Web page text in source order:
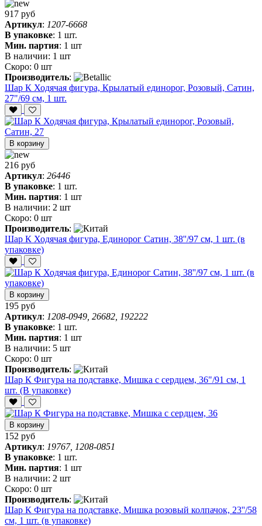
917 руб
Артикул: 1207-6668
В упаковке: 1 шт.
Мин. партия: 1 шт
В наличии: 1 шт
Скоро: 0 шт
Производитель:
Шар К Ходячая фигура, Крылатый единорог, Розовый, Сатин,
27"/69 см, 1 шт.
В корзину
216 руб
Артикул: 26446
В упаковке: 1 шт.
Мин. партия: 1 шт
В наличии: 2 шт
Скоро: 0 шт
Производитель:
Шар К Ходячая фигура, Единорог Сатин, 38''/97 см, 1 шт. (в
упаковке)
В корзину
195 руб
Артикул: 1208-0949, 26682, 192222
В упаковке: 1 шт.
Мин. партия: 1 шт
В наличии: 5 шт
Скоро: 0 шт
Производитель:
Шар К Фигура на подставке, Мишка с сердцем, 36"/91 см, 1
шт. (В упаковке)
В корзину
152 руб
Артикул: 19767, 1208-0851
В упаковке: 1 шт.
Мин. партия: 1 шт
В наличии: 2 шт
Скоро: 0 шт
Производитель:
Шар К Фигура на подставке, Мишка розовый колпачок, 23''/58
см, 1 шт. (в упаковке)